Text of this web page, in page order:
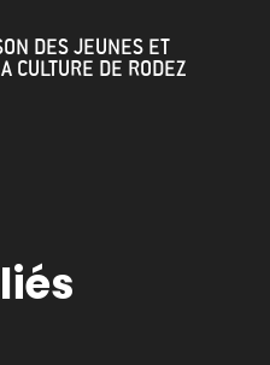
DES JEUNES ET
CULTURE DE RODEZ